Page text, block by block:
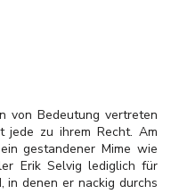
von Bedeutung vertreten
jede zu ihrem Recht. Am
gestandener Mime wie
Erik Selvig lediglich für
in denen er nackig durchs